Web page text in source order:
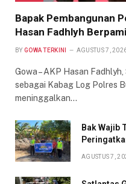
Bapak Pembangunan
Hasan Fadhlyh
BY GOWA TERKINI AGUSTUS 7,
Gowa – AKP Hasan
sebagai Kabag Log Polres
meninggalkan…
Bak Wajib
AGUSTUS 7,